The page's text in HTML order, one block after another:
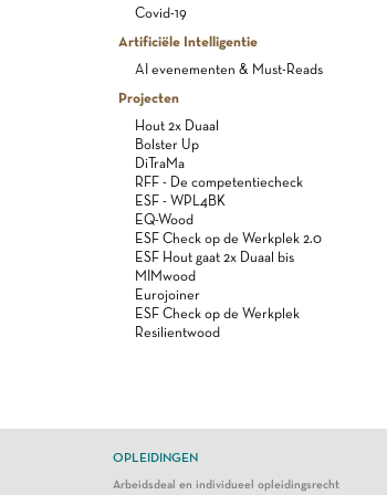
Covid-19
Artificiële Intelligentie
AI evenementen & Must-Reads
Projecten
Hout 2x Duaal
Bolster Up
DiTraMa
RFF - De competentiecheck
ESF - WPL4BK
EQ-Wood
ESF Check op de Werkplek 2.0
ESF Hout gaat 2x Duaal bis
MIMwood
Eurojoiner
ESF Check op de Werkplek
Resilientwood
OPLEIDINGEN
Arbeidsdeal en individueel opleidingsrecht